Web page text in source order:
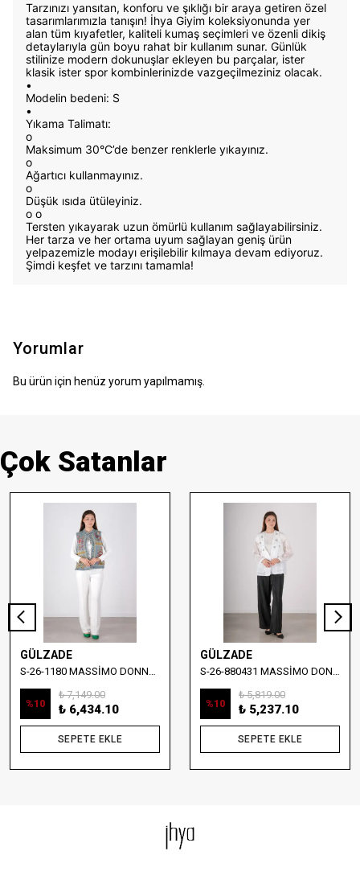
Tarzınızı yansıtan, konforu ve şıklığı bir araya getiren özel
tasarımlarımızla tanışın! İhya Giyim koleksiyonunda yer
alan tüm kıyafetler, kaliteli kumaş seçimleri ve özenli dikiş
detaylarıyla gün boyu rahat bir kullanım sunar. Günlük
stilinize modern dokunuşlar ekleyen bu parçalar, ister
klasik ister spor kombinlerinizde vazgeçilmeziniz olacak.
•
Modelin bedeni: S
•
Yıkama Talimatı:
o
Maksimum 30°C’de benzer renklerle yıkayınız.
o
Ağartıcı kullanmayınız.
o
Düşük ısıda ütüleyiniz.
o o
Tersten yıkayarak uzun ömürlü kullanım sağlayabilirsiniz.
Her tarza ve her ortama uyum sağlayan geniş ürün
yelpazemizle modayı erişilebilir kılmaya devam ediyoruz.
Şimdi keşfet ve tarzını tamamla!
Yorumlar
Bu ürün için henüz yorum yapılmamış.
Çok Satanlar
GÜLZADE
S-26-1180 MASSİMO DONNA NAKIŞ DETAYLI DENİM YELEK
%10
₺ 7,149.00
₺ 6,434.10
SEPETE EKLE
GÜLZADE
S-26-880431 MASSİMO DONNA TAŞ İŞLEMELİ YELEKLİ BLUZ
%10
₺ 5,819.00
₺ 5,237.10
SEPETE EKLE